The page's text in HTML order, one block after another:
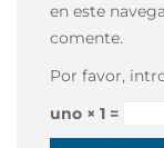
en este
comente.
Por favor,
uno × 1 =